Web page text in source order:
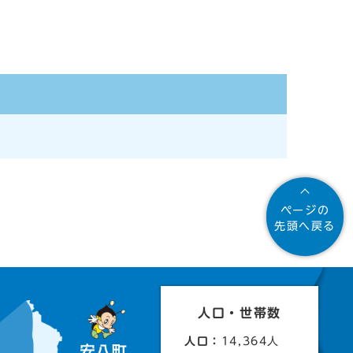
ページの
先頭へ戻る
人口・世帯数
人口： 14,364人